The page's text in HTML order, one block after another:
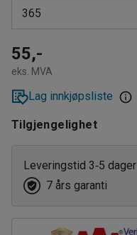
500
600
365
295
365
400
55,-
eks. MVA
Lag innkjøpsliste
Tilgjengelighet
Leveringstid 3‑5 dager
7 års garanti